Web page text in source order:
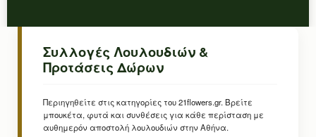
Συλλογές Λουλουδιών &
Προτάσεις Δώρων
Περιηγηθείτε στις κατηγορίες του 21flowers.gr. Βρείτε
μπουκέτα, φυτά και συνθέσεις για κάθε περίσταση με
αυθημερόν αποστολή λουλουδιών στην Αθήνα.